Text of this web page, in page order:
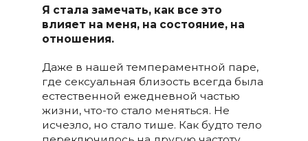
Я стала замечать, как все это
влияет на меня, на состояние, на
отношения.
Даже в нашей темпераментной паре,
где сексуальная близость всегда была
естественной ежедневной частью
жизни, что-то стало меняться. Не
исчезло, но стало тише. Как будто тело